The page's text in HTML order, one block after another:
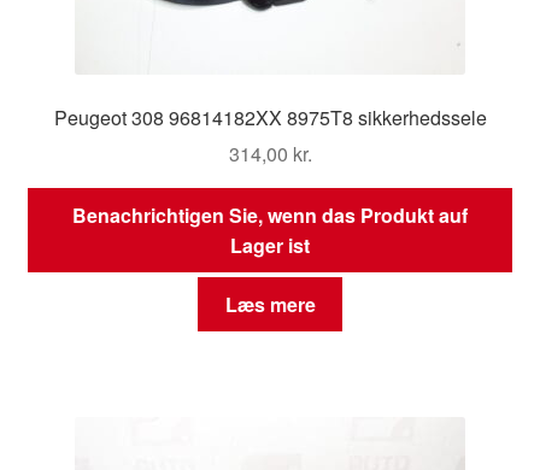
Peugeot 308 96814182XX 8975T8 sikkerhedssele
314,00 kr.
Benachrichtigen Sie, wenn das Produkt auf
Lager ist
Læs mere